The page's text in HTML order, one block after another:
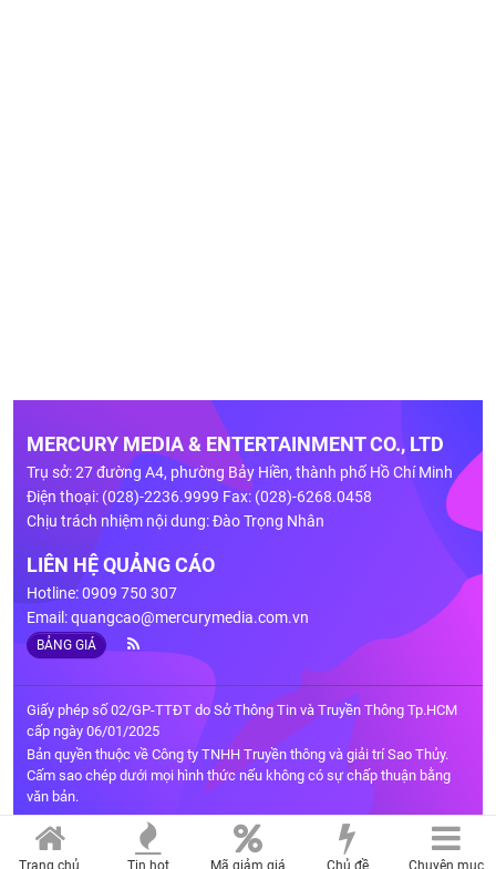
MERCURY MEDIA & ENTERTAINMENT CO., LTD
Trụ sở: 27 đường A4, phường Bảy Hiền, thành phố Hồ Chí Minh
Điện thoại: (028)-2236.9999 Fax: (028)-6268.0458
Chịu trách nhiệm nội dung: Đào Trọng Nhân
LIÊN HỆ QUẢNG CÁO
Hotline: 0909 750 307
Email:quangcao@mercurymedia.com.vn
BẢNG GIÁ
Giấy phép số 02/GP-TTĐT do Sở Thông Tin và Truyền Thông Tp.HCM
cấp ngày 06/01/2025
Bản quyền thuộc về Công ty TNHH Truyền thông và giải trí Sao Thủy.
Cấm sao chép dưới mọi hình thức nếu không có sự chấp thuận bằng
văn bản.
Trang chủ Tin hot Mã giảm giá Chủ đề Chuyên mục